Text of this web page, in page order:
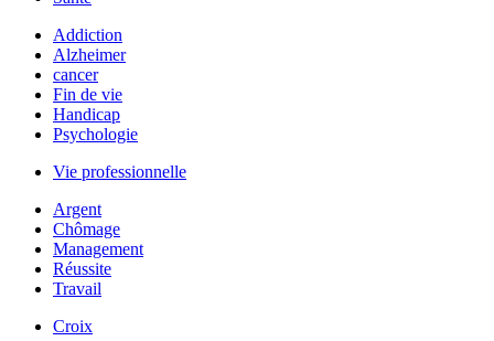
Addiction
Alzheimer
cancer
Fin de vie
Handicap
Psychologie
Vie professionnelle
Argent
Chômage
Management
Réussite
Travail
Croix